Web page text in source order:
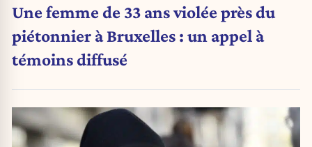
Une femme de 33 ans violée près du
piétonnier à Bruxelles : un appel à
témoins diffusé